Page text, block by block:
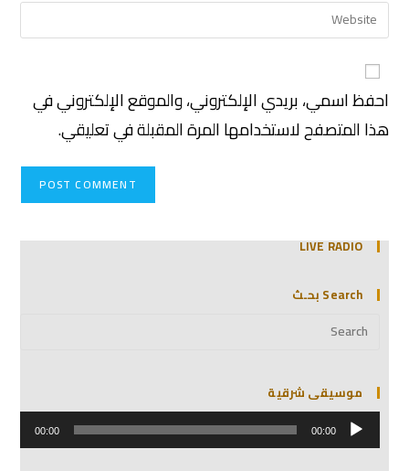
احفظ اسمي، بريدي الإلكتروني، والموقع الإلكتروني في
هذا المتصفح لاستخدامها المرة المقبلة في تعليقي.
LIVE RADIO
Search بحـث
موسيقى شرقية
مشغل
الصوت 00:00
00:00